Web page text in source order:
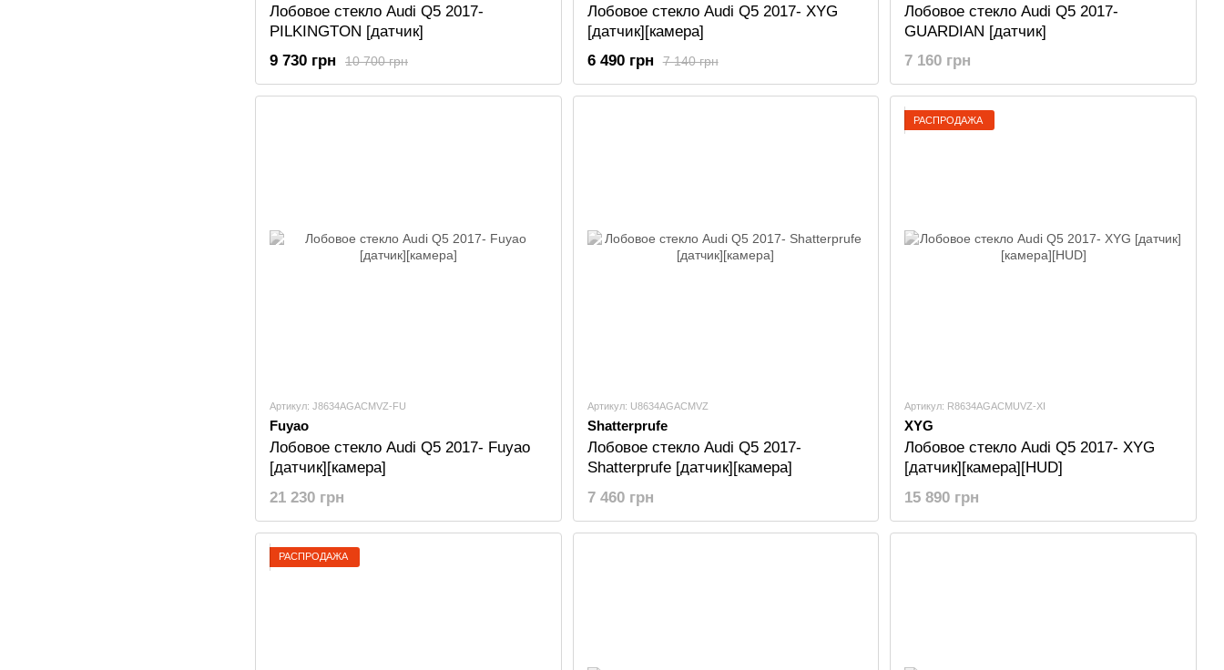
Лобовое стекло Audi Q5 2017-
PILKINGTON [датчик]
10 700 грн
9 730 грн
Лобовое стекло Audi Q5 2017- XYG
[датчик][камера]
7 140 грн
6 490 грн
Лобовое стекло Audi Q5 2017-
GUARDIAN [датчик]
7 160 грн
Артикул: J8634AGACMVZ-FU
Fuyao
Лобовое стекло Audi Q5 2017- Fuyao
[датчик][камера]
21 230 грн
Артикул: U8634AGACMVZ
Shatterprufe
Лобовое стекло Audi Q5 2017-
Shatterprufe [датчик][камера]
7 460 грн
РАСПРОДАЖА
Артикул: R8634AGACMUVZ-XI
XYG
Лобовое стекло Audi Q5 2017- XYG
[датчик][камера][HUD]
15 890 грн
РАСПРОДАЖА